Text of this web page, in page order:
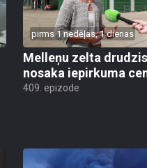
pirms 1 nedēļas, 1 dienas
Melleņu zelta
nosaka iepirkuma
409. epizode